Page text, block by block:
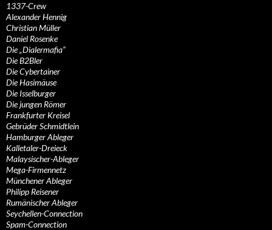
1337-Crew
Alexander Hennig
Christian Müller
Daniel Rosenke
Die „Dialermafia“
Die B2Bler
Die Cybertainer
Die Hasimäuse
Die Isselburger
Die jungen Römer
Frankfurter Kreisel
Gebrüder Schmidtlein
Hamburger Ableger
Kalletaler-Dreieck
Malaysischer-Ableger
Mega-Firmennetz
Münchener Ableger
Philipp Reisener
Rumänischer Ableger
Seychellen-Connection
Spam-Connection